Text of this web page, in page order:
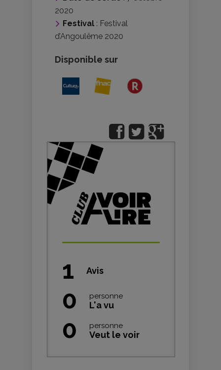
2020
Festival : Festival
d’Angoulême 2020
Disponible sur
1 Avis
0 personne
L'a vu
0 personne
Veut le voir